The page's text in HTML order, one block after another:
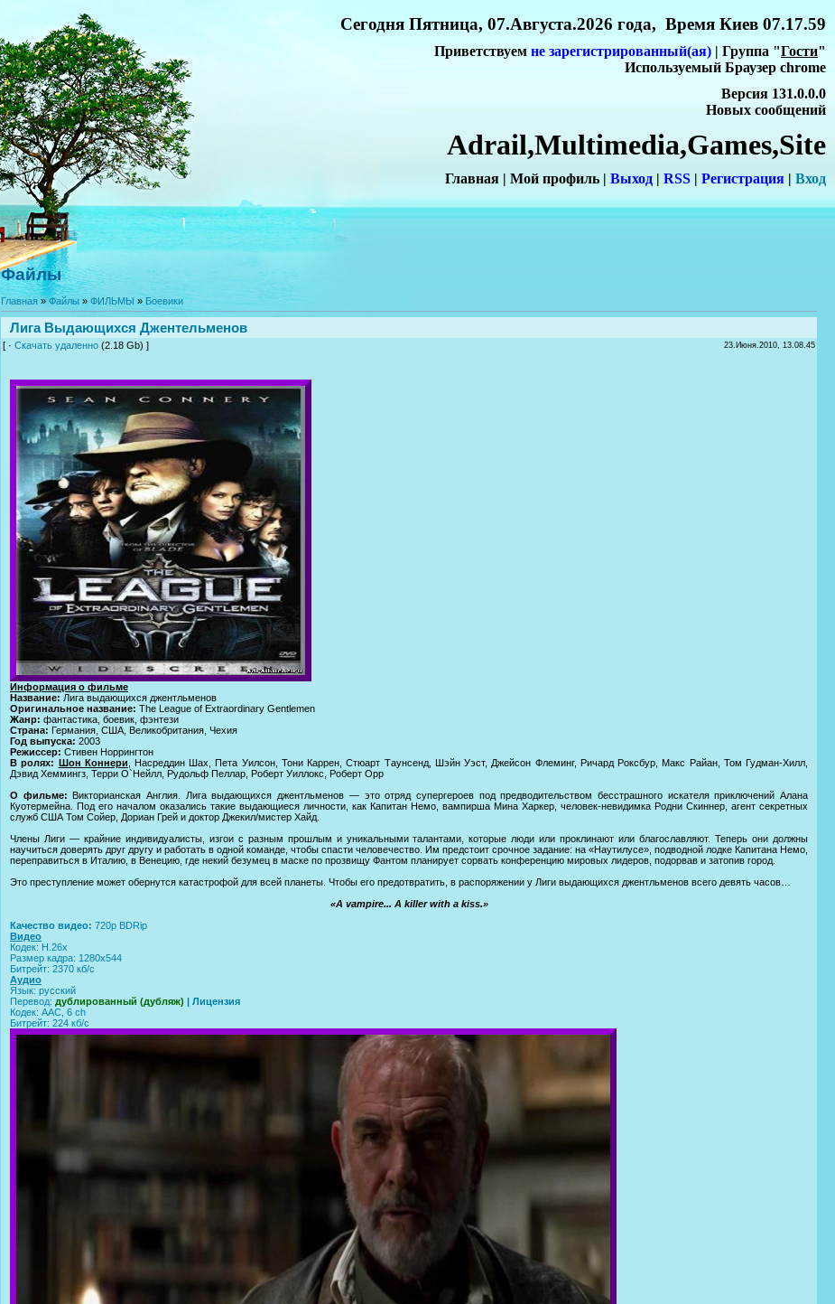
Сегодня Пятница, 07.Августа.2026 года, Время Киев 07.17.59
Приветствуем не зарегистрированный(ая) | Группа "Гости"
Используемый Браузер chrome
Версия 131.0.0.0
Новых сообщений
Adrail,Multimedia,Games,Site
Главная | Мой профиль | Выход | RSS | Регистрация | Вход
Файлы
Главная»Файлы» ФИЛЬМЫ » Боевики
Лига Выдающихся Джентельменов
[ · Скачать удаленно (2.18 Gb) ] 23.Июня.2010, 13.08.45
Информация о фильме
Название: Лига выдающихся джентльменов
Оригинальное название: The League of Extraordinary Gentlemen
Жанр: фантастика, боевик, фэнтези
Страна: Германия, США, Великобритания, Чехия
Год выпуска: 2003
Режиссер: Стивен Норрингтон
В ролях: Шон Коннери , Насреддин Шах, Пета Уилсон, Тони Каррен, Стюарт Таунсенд, Шэйн Уэст, Джейсон Флеминг, Ричард Роксбур, Макс Райан, Том Гудман-Хилл,
Дэвид Хеммингз, Терри О`Нейлл, Рудольф Пеллар, Роберт Уиллокс, Роберт Орр
О фильме: Викторианская Англия. Лига выдающихся джентльменов — это отряд супергероев под предводительством бесстрашного искателя приключений Алана
Куотермейна. Под его началом оказались такие выдающиеся личности, как Капитан Немо, вампирша Мина Харкер, человек-невидимка Родни Скиннер, агент секретных
служб США Том Сойер, Дориан Грей и доктор Джекил/мистер Хайд.
Члены Лиги — крайние индивидуалисты, изгои с разным прошлым и уникальными талантами, которые люди или проклинают или благославляют. Теперь они должны
научиться доверять друг другу и работать в одной команде, чтобы спасти человечество. Им предстоит срочное задание: на «Наутилусе», подводной лодке Капитана Немо,
переправиться в Италию, в Венецию, где некий безумец в маске по прозвищу Фантом планирует сорвать конференцию мировых лидеров, подорвав и затопив город.
Это преступление может обернутся катастрофой для всей планеты. Чтобы его предотвратить, в распоряжении у Лиги выдающихся джентльменов всего девять часов…
«A vampire... A killer with a kiss.»
Качество видео: 720p BDRip
Видео
Кодек: H.26x
Размер кадра: 1280x544
Битрейт: 2370 кб/с
Аудио
Язык: русский
Перевод: дублированный (дубляж) | Лицензия
Кодек: AAC, 6 ch
Битрейт: 224 кб/с